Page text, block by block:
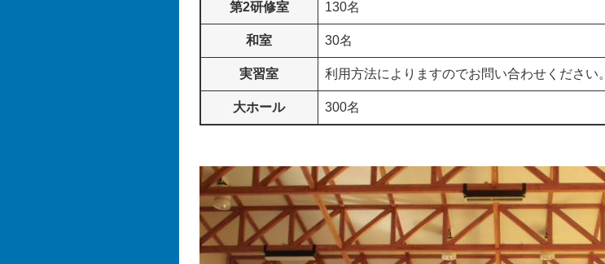
第2研修室 130名
和室 30名
実習室 利用方法によりますのでお問い合わせください。
大ホール 300名